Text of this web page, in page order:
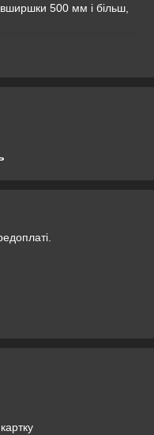
500 мм і більш,